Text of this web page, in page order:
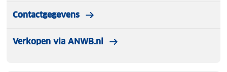
Contactgegevens
Verkopen via ANWB.nl